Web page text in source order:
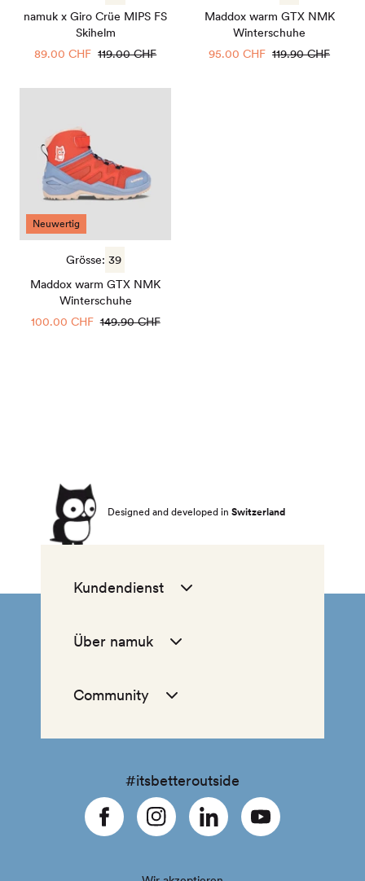
namuk x Giro Crüe MIPS FS
Skihelm
Sale
89.00 CHF Regulärer
119.00 CHF
Maddox warm GTX NMK
Winterschuhe
Sale
95.00 CHF Regulärer
119.90 CHF
NMK
Winterschuhe
Neuwertig
Grösse: 39
Maddox warm GTX NMK
Winterschuhe
Sale
100.00 CHFRegulärer
149.90 CHF
Designed and developed in Switzerland
Kundendienst
Über namuk
Community
#itsbetteroutside
FacebookInstagramLinkedinYouTube